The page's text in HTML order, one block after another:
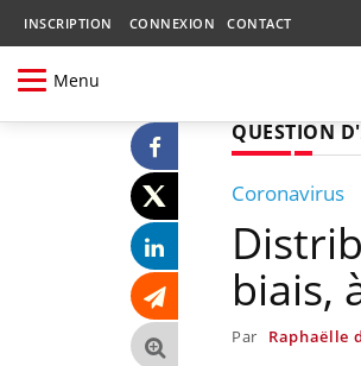
INSCRIPTION CONNEXION CONTACT
Menu
QUESTION
Coronavirus
biais,
Par Raphaëlle